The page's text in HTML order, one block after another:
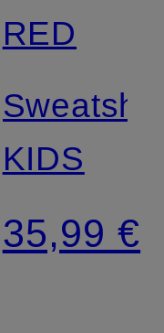
RED
KIDS
35,99 €